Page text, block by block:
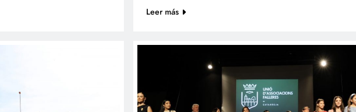
Leer más